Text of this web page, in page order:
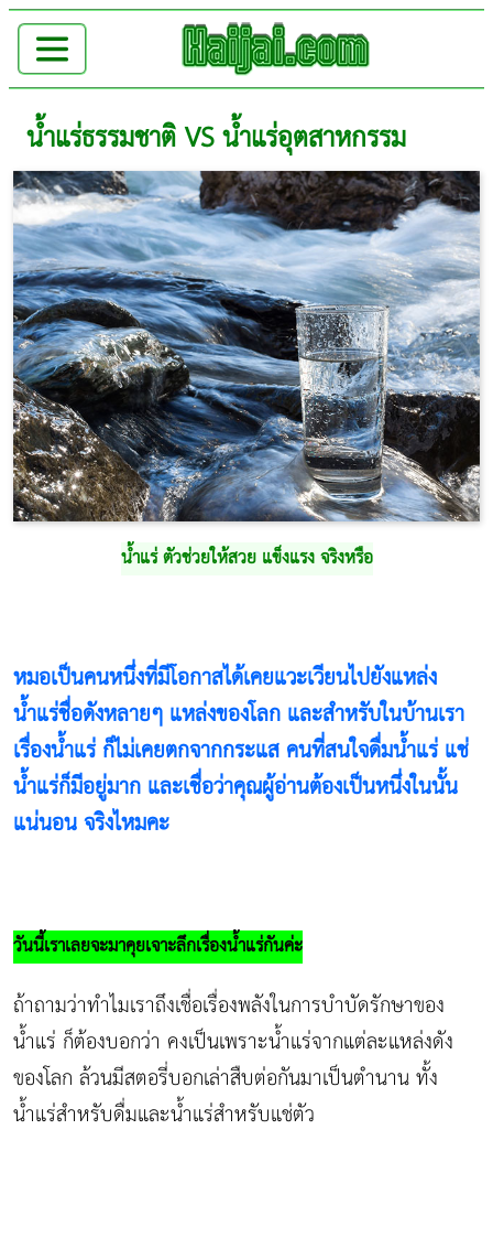
น้ำแร่ธรรมชาติ VS น้ำแร่อุตสาหกรรม
น้ำแร่ ตัวช่วยให้สวย แข็งแรง จริงหรือ
หมอเป็นคนหนึ่งที่มีโอกาสได้เคยแวะเวียนไปยังแหล่ง
น้ำแร่ชื่อดังหลายๆ แหล่งของโลก และสำหรับในบ้านเรา
เรื่องน้ำแร่ ก็ไม่เคยตกจากกระแส คนที่สนใจดื่มน้ำแร่ แช่
น้ำแร่ก็มีอยู่มาก และเชื่อว่าคุณผู้อ่านต้องเป็นหนึ่งในนั้น
แน่นอน จริงไหมคะ
วันนี้เราเลยจะมาคุยเจาะลึกเรื่องน้ำแร่กันค่ะ
ถ้าถามว่าทำไมเราถึงเชื่อเรื่องพลังในการบำบัดรักษาของ
น้ำแร่ ก็ต้องบอกว่า คงเป็นเพราะน้ำแร่จากแต่ละแหล่งดัง
ของโลก ล้วนมีสตอรี่บอกเล่าสืบต่อกันมาเป็นตำนาน ทั้ง
น้ำแร่สำหรับดื่มและน้ำแร่สำหรับแช่ตัว